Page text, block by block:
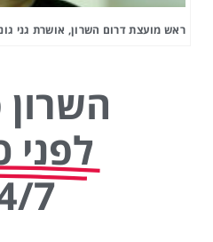
ראש מועצת דרום השרון, אושרת גני
לפני
7